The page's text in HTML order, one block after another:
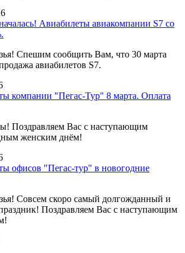
Авиабилеты авиакомпании S7 со
Cпешим сообщить Вам, что 30 марта
авиабилетов S7.
компании "Пегас-Тур" 8 марта. Оплата
Поздравляем Вас с наступающим
женским днём!
офисов "Пегас-тур" в новогодние
Совсем скоро самый долгожданный и
Поздравляем Вас с наступающим